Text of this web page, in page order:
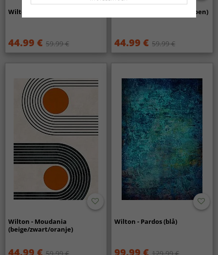
Wilton - Taknis (blauw)
44.99 € 59.99 €
Wilton - Taknis (donkergroen)
44.99 € 59.99 €
Wilton - Moudania
(beige/zwart/oranje)
Wilton - Pardos (blå)